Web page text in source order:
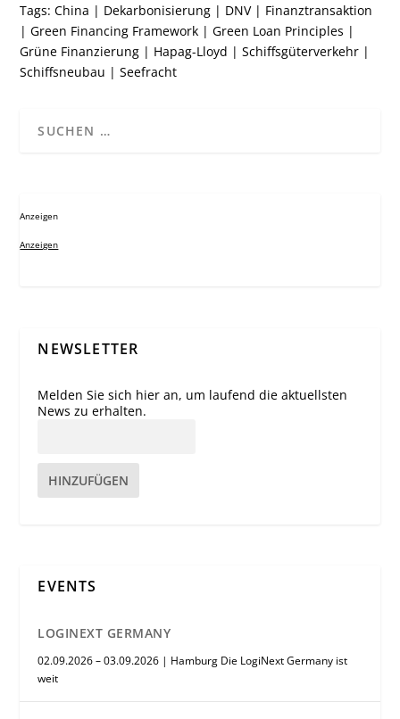
Tags:China | Dekarbonisierung | DNV| Finanztransaktion
|Green Financing Framework |Green Loan Principles |
Grüne Finanzierung | Hapag-Lloyd |Schiffsgüterverkehr |
Schiffsneubau |Seefracht
Anzeigen
Anzeigen
NEWSLETTER
Melden Sie sich hier an, um laufend die aktuellsten
News zu erhalten.
HINZUFÜGEN
EVENTS
LOGINEXT GERMANY
02.09.2026 – 03.09.2026 | Hamburg Die LogiNext Germany ist
weit